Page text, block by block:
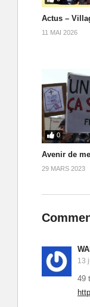
Actus –
11 MAI 2026
0
Avenir de
29 MARS 2023
13
49